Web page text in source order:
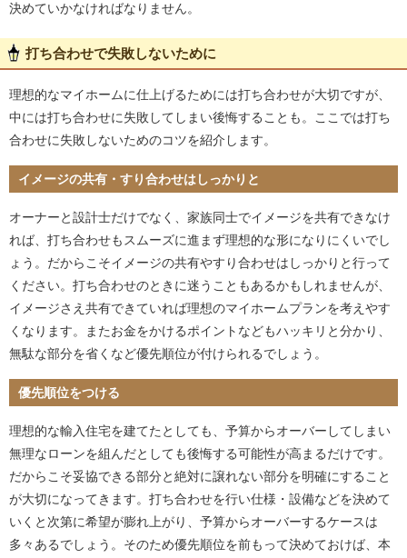
決めていかなければなりません。
打ち合わせで失敗しないために
理想的なマイホームに仕上げるためには打ち合わせが大切ですが、
中には打ち合わせに失敗してしまい後悔することも。ここでは打ち
合わせに失敗しないためのコツを紹介します。
イメージの共有・すり合わせはしっかりと
オーナーと設計士だけでなく、家族同士でイメージを共有できなけ
れば、打ち合わせもスムーズに進まず理想的な形になりにくいでし
ょう。だからこそイメージの共有やすり合わせはしっかりと行って
ください。打ち合わせのときに迷うこともあるかもしれませんが、
イメージさえ共有できていれば理想のマイホームプランを考えやす
くなります。またお金をかけるポイントなどもハッキリと分かり、
無駄な部分を省くなど優先順位が付けられるでしょう。
優先順位をつける
理想的な輸入住宅を建てたとしても、予算からオーバーしてしまい
無理なローンを組んだとしても後悔する可能性が高まるだけです。
だからこそ妥協できる部分と絶対に譲れない部分を明確にすること
が大切になってきます。打ち合わせを行い仕様・設備などを決めて
いくと次第に希望が膨れ上がり、予算からオーバーするケースは
多々あるでしょう。そのため優先順位を前もって決めておけば、本